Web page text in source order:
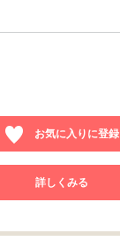
お気に入りに登録
詳しくみる